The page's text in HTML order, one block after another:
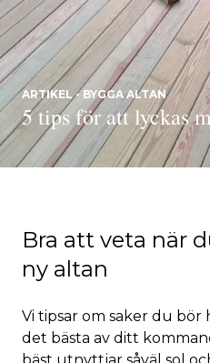
Bra att veta när
ny altan
Vi tipsar om saker du
det bästa av ditt
ARTIKEL - BYGGA ALTAN
5 tips för att lyckas